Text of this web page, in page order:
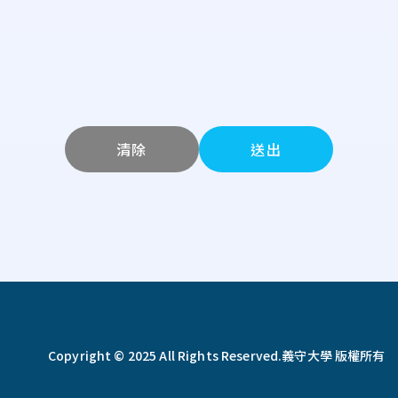
清除 送出
Copyright © 2025 All Rights Reserved.義守大學 版權所有